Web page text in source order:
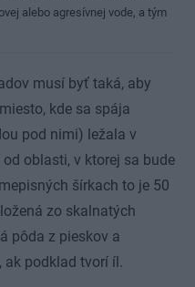
alebo agresívnej vode, a tým
musí byť taká, aby
kde sa spája
pod nimi) ležala v
oblasti, v ktorej sa bude
šírkach to je 50
zo skalnatých
pôda z pieskov a
ak podklad tvorí íl.